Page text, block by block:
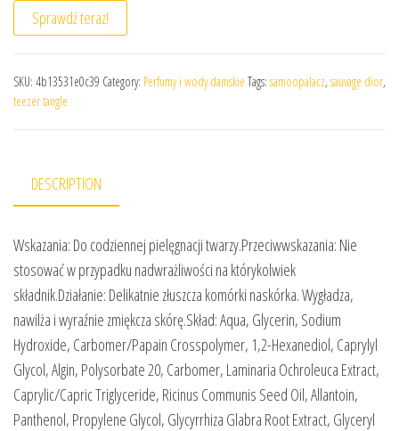
Sprawdź teraz!
SKU: 4b13531e0c39 Category: Perfumy i wody damskie Tags: samoopalacz, sauvage dior,
teezer tangle
DESCRIPTION
Wskazania: Do codziennej pielęgnacji twarzy.Przeciwwskazania: Nie
stosować w przypadku nadwrażliwości na którykolwiek
składnik.Działanie: Delikatnie złuszcza komórki naskórka. Wygładza,
nawilża i wyraźnie zmiękcza skórę.Skład: Aqua, Glycerin, Sodium
Hydroxide, Carbomer/Papain Crosspolymer, 1,2-Hexanediol, Caprylyl
Glycol, Algin, Polysorbate 20, Carbomer, Laminaria Ochroleuca Extract,
Caprylic/Capric Triglyceride, Ricinus Communis Seed Oil, Allantoin,
Panthenol, Propylene Glycol, Glycyrrhiza Glabra Root Extract, Glyceryl